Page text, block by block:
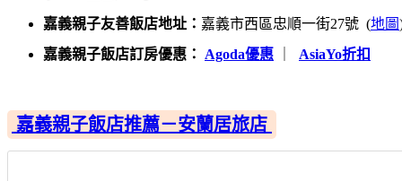
嘉義親子友善飯店地址： 嘉義市西區忠順一街27號 (地圖
嘉義親子飯店訂房優惠：
Agoda優惠 AsiaYo折扣
嘉義親子飯店推薦－安蘭居旅店